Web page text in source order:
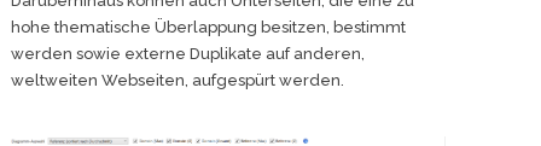
hohe thematische Überlappung besitzen, bestimmt
werden sowie externe Duplikate auf anderen,
weltweiten Webseiten, aufgespürt werden.